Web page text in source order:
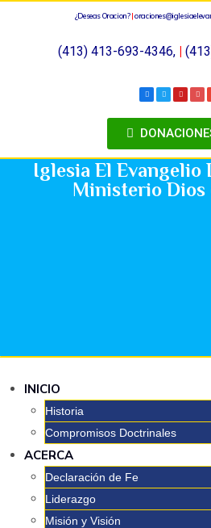
¿Deseas Oracion?|
(413) 413-693-4346, |
Iglesia El Evangelio
Ministerio Dios
INICIO
Historia
Compromisos Doctrinales
ACERCA
Declaración de Fe
Liderazgo
Misión y Visión